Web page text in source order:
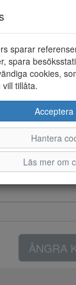
ÅNGRA
sparar
spara
cookies,
tillåta.
Acceptera
Hantera
Läs mer om